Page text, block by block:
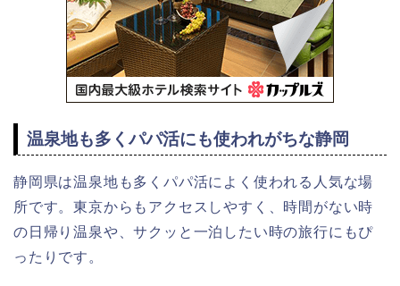
温泉地も多くパパ活にも使われがちな静岡
静岡県は温泉地も多くパパ活によく使われる人気な場
所です。東京からもアクセスしやすく、時間がない時
の日帰り温泉や、サクッと一泊したい時の旅行にもぴ
ったりです。